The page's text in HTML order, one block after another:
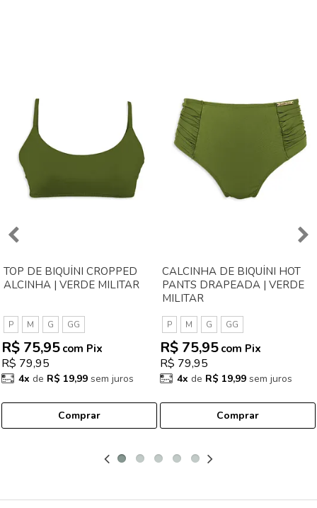
TOP DE BIQUÍNI CROPPED
ALCINHA | VERDE MILITAR
P M G GG
R$ 79,95
R$ 75,95 com Pix
4x de R$ 19,99 sem juros
Comprar
CALCINHA DE BIQUÍNI HOT
PANTS DRAPEADA | VERDE
MILITAR
P M G GG
R$ 79,95
R$ 75,95 com Pix
4x de R$ 19,99 sem juros
Comprar